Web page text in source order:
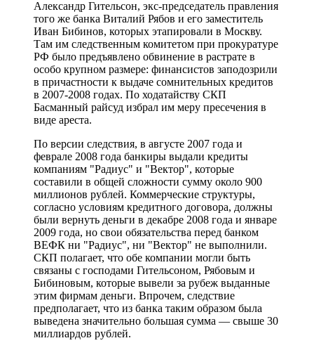
Александр Гительсон, экс-председатель правления
того же банка Виталий Рябов и его заместитель
Иван Бибинов, которых этапировали в Москву.
Там им следственным комитетом при прокуратуре
РФ было предъявлено обвинение в растрате в
особо крупном размере: финансистов заподозрили
в причастности к выдаче сомнительных кредитов
в 2007-2008 годах. По ходатайству СКП
Басманный райсуд избрал им меру пресечения в
виде ареста.
По версии следствия, в августе 2007 года и
феврале 2008 года банкиры выдали кредиты
компаниям "Радиус" и "Вектор", которые
составили в общей сложности сумму около 900
миллионов рублей. Коммерческие структуры,
согласно условиям кредитного договора, должны
были вернуть деньги в декабре 2008 года и январе
2009 года, но свои обязательства перед банком
ВЕФК ни "Радиус", ни "Вектор" не выполнили.
СКП полагает, что обе компании могли быть
связаны с господами Гительсоном, Рябовым и
Бибиновым, которые вывели за рубеж выданные
этим фирмам деньги. Впрочем, следствие
предполагает, что из банка таким образом была
выведена значительно большая сумма — свыше 30
миллиардов рублей.